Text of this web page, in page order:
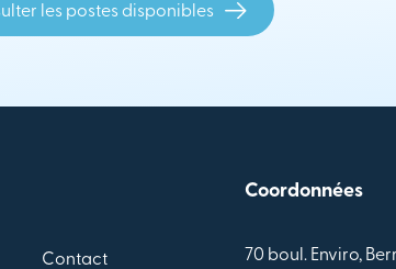
les postes disponibles
Contact
Coordonnées
70 boul. Enviro,